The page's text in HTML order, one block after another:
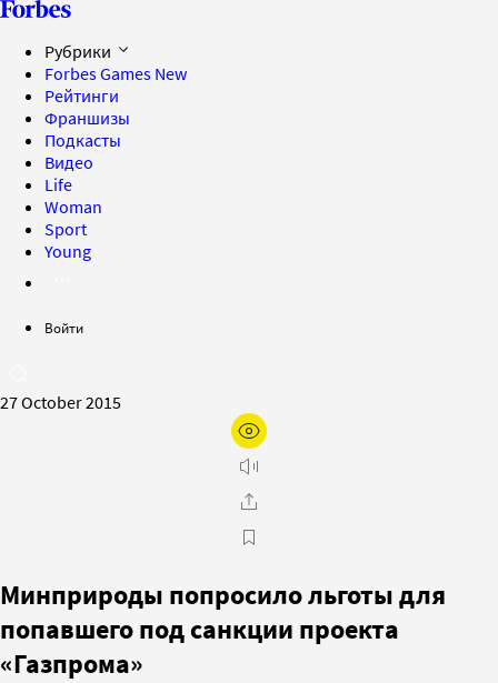
Рубрики
Forbes Games New
Рейтинги
Франшизы
Подкасты
Видео
Life
Woman
Sport
Young
Войти
27 October 2015
Минприроды попросило льготы для
попавшего под санкции проекта
«Газпрома»